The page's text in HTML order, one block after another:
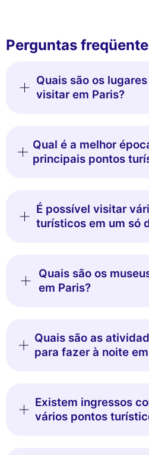
Perguntas
Quais são os
visitar em Paris?
Qual é a melhor
principais pontos
É possível visitar
turísticos em um só
Quais são os
em Paris?
Quais são as
para fazer à noite
Existem ingressos
vários pontos